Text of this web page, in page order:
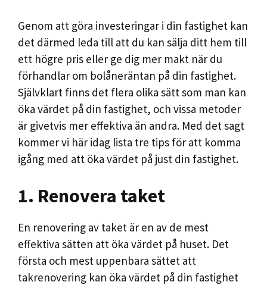
Genom att göra investeringar i din fastighet kan
det därmed leda till att du kan sälja ditt hem till
ett högre pris eller ge dig mer makt när du
förhandlar om bolåneräntan på din fastighet.
Självklart finns det flera olika sätt som man kan
öka värdet på din fastighet, och vissa metoder
är givetvis mer effektiva än andra. Med det sagt
kommer vi här idag lista tre tips för att komma
igång med att öka värdet på just din fastighet.
1. Renovera taket
En renovering av taket är en av de mest
effektiva sätten att öka värdet på huset. Det
första och mest uppenbara sättet att
takrenovering kan öka värdet på din fastighet